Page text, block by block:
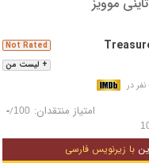
+ لیست من
Not Rated
امتیاز منتقدان: -/100
با زیرنویس فارسی